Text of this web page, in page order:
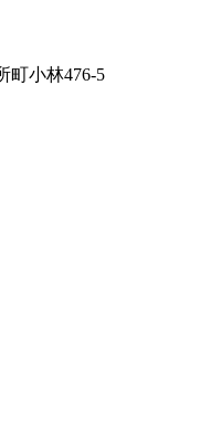
町小林476-5